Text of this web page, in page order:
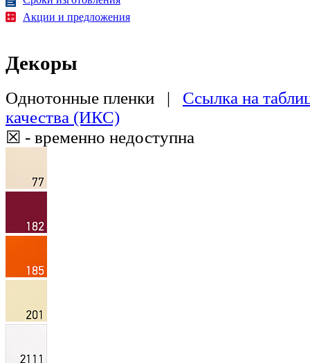
Акции и предложения
Декоры
Однотонные пленки | Ссылка на
качества (ИКС)
☒ - временно недоступна